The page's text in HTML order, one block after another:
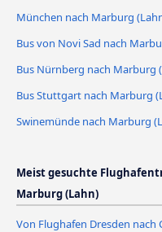
München nach Marburg
Bus von Novi Sad nach
Bus Nürnberg nach Marburg
Bus Stuttgart nach Marburg
Swinemünde nach Marburg
Meist gesuchte
Marburg (Lahn)
Von Flughafen Dresden nach